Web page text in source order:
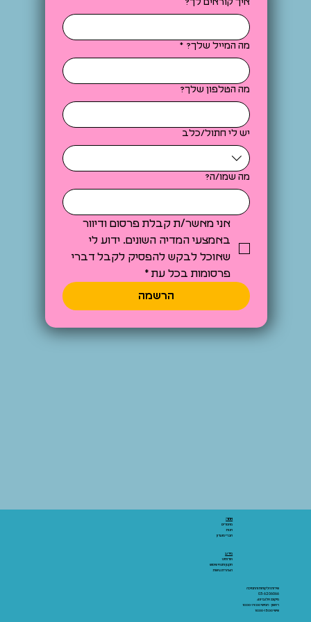
מה המייל שלך? *
מה הטלפון שלך?
יש לי חתול/כלב
מה שמו/ה?
אני מאשר/ת קבלת פרסום ודיוור
באמצעי המדיה השונים. ידוע לי
שאוכל לבקש להפסיק לקבל דברי
פרסומות בכל עת *
הרשמה
שירות הלקוחות והתמיכה
03-6206066
מיקום: אלנבי 43
ראשון - חמישי 10:00-19:00
שישי 10:00-15:00
אתר:
מאמרים
חנות
חברי מועדון
מידע:
אודותינו
תקנון ותנאי שימוש
הצהרת נגישות